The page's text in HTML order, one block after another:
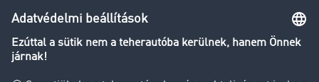
Transzportlexikon
Tehergépkocsi-forgalomkorlátozás